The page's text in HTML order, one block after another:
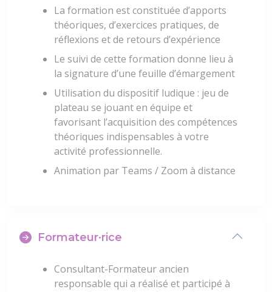
La formation est constituée d’apports
théoriques, d’exercices pratiques, de
réflexions et de retours d’expérience
Le suivi de cette formation donne lieu à
la signature d’une feuille d’émargement
Utilisation du dispositif ludique : jeu de
plateau se jouant en équipe et
favorisant l’acquisition des compétences
théoriques indispensables à votre
activité professionnelle.
Animation par Teams / Zoom à distance
Formateur·rice
Consultant-Formateur ancien
responsable qui a réalisé et participé à